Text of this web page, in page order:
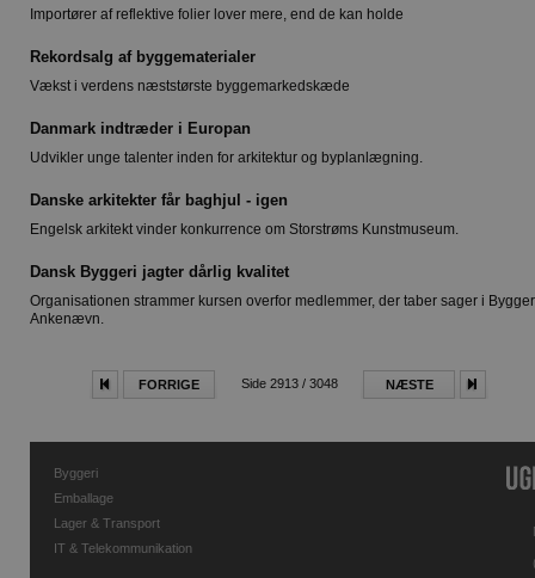
Importører af reflektive folier lover mere, end de kan holde
Rekordsalg af byggematerialer
Vækst i verdens næststørste byggemarkedskæde
Danmark indtræder i Europan
Udvikler unge talenter inden for arkitektur og byplanlægning.
Danske arkitekter får baghjul - igen
Engelsk arkitekt vinder konkurrence om Storstrøms Kunstmuseum.
Dansk Byggeri jagter dårlig kvalitet
Organisationen strammer kursen overfor medlemmer, der taber sager i
Ankenævn.
FORRIGE Side 2913 / 3048 NÆSTE
Byggeri
Emballage
Lager & Transport
IT & Telekommunikation